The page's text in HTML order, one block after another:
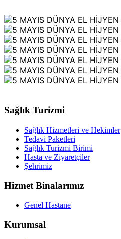
Sağlık Turizmi
Sağlık Hizmetleri ve Hekimler
Tedavi Paketleri
Sağlık Turizmi Birimi
Hasta ve Ziyaretçiler
Şehrimiz
Hizmet Binalarımız
Genel Hastane
Kurumsal